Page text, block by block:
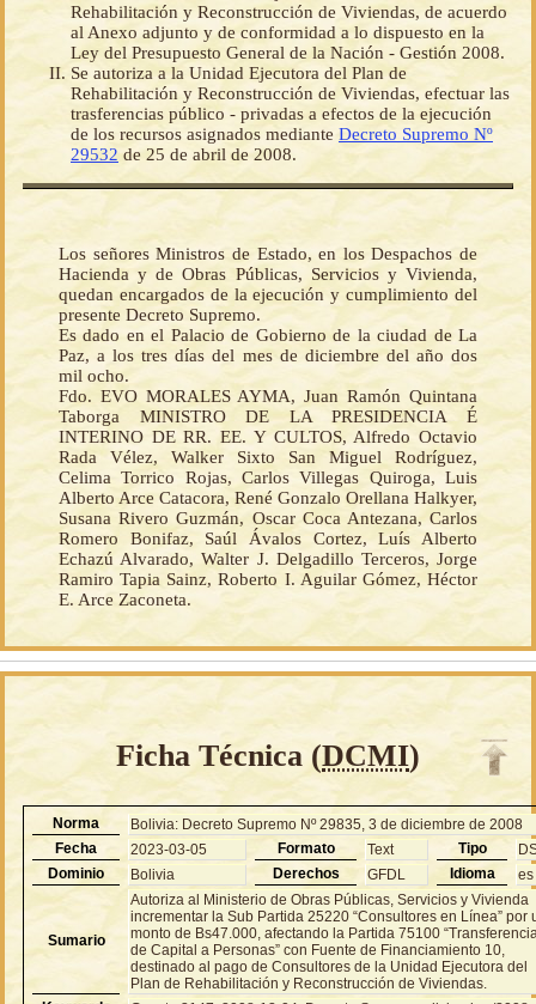
Rehabilitación y Reconstrucción de Viviendas, de acuerdo
al Anexo adjunto y de conformidad a lo dispuesto en la
Ley del Presupuesto General de la Nación - Gestión 2008.
Se autoriza a la Unidad Ejecutora del Plan de
Rehabilitación y Reconstrucción de Viviendas, efectuar las
trasferencias público - privadas a efectos de la ejecución
de los recursos asignados mediante Decreto Supremo Nº
29532de 25 de abril de 2008.
Los señores Ministros de Estado, en los Despachos de
Hacienda y de Obras Públicas, Servicios y Vivienda,
quedan encargados de la ejecución y cumplimiento del
presente Decreto Supremo.
Es dado en el Palacio de Gobierno de la ciudad de La
Paz, a los tres días del mes de diciembre del año dos
mil ocho.
Fdo. EVO MORALES AYMA, Juan Ramón Quintana
Taborga MINISTRO DE LA PRESIDENCIA É
INTERINO DE RR. EE. Y CULTOS, Alfredo Octavio
Rada Vélez, Walker Sixto San Miguel Rodríguez,
Celima Torrico Rojas, Carlos Villegas Quiroga, Luis
Alberto Arce Catacora, René Gonzalo Orellana Halkyer,
Susana Rivero Guzmán, Oscar Coca Antezana, Carlos
Romero Bonifaz, Saúl Ávalos Cortez, Luís Alberto
Echazú Alvarado, Walter J. Delgadillo Terceros, Jorge
Ramiro Tapia Sainz, Roberto I. Aguilar Gómez, Héctor
E. Arce Zaconeta.
Ficha Técnica (DCMI)
Norma
Bolivia: Decreto Supremo Nº 29835, 3 de diciembre de 2008
Fecha
2023-03-05 Formato Text Tipo
Dominio
Bolivia Derechos GFDL Idioma es
Sumario
Autoriza al Ministerio de Obras Públicas, Servicios y Vivienda
incrementar la Sub Partida 25220 “Consultores en Línea” por
monto de Bs47.000, afectando la Partida 75100
de Capital a Personas” con Fuente de Financiamiento 10,
destinado al pago de Consultores de la Unidad Ejecutora del
Plan de Rehabilitación y Reconstrucción de Viviendas.